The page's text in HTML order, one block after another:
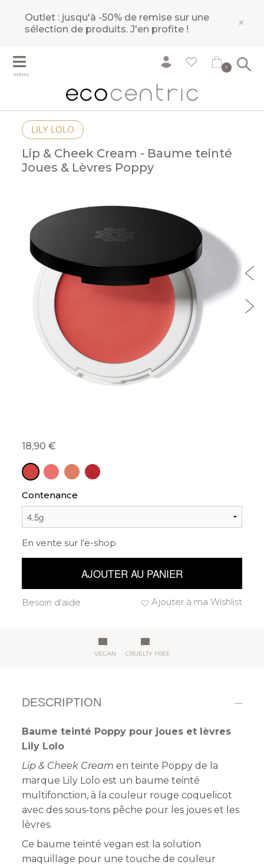
Outlet : jusqu'à -50% de remise sur une
sélection de produits.J'en profite ! ×
MENU
0
LILY LOLO
Lip & Cheek Cream - Baume teinté
Joues & Lèvres Poppy
18,90
Contenance
En vente sur l'e-shop
AJOUTER AU PANIER
Ajouter à ma Wishlist
Besoin d'aide
VEGAN CRUELTY FREE
DESCRIPTION
Baume teinté Poppy pour joues et lèvres
Lily Lolo
Lip & Cheek Creamen teinte Poppy de la
marque Lily Lolo est un baume teinté
multifonction, à la couleur rouge coquelicot
avec des sous-tons pêche pour les joues et les
lèvres.
Ce baume teinté vegan est la solution
maquillage pour une touche de couleur